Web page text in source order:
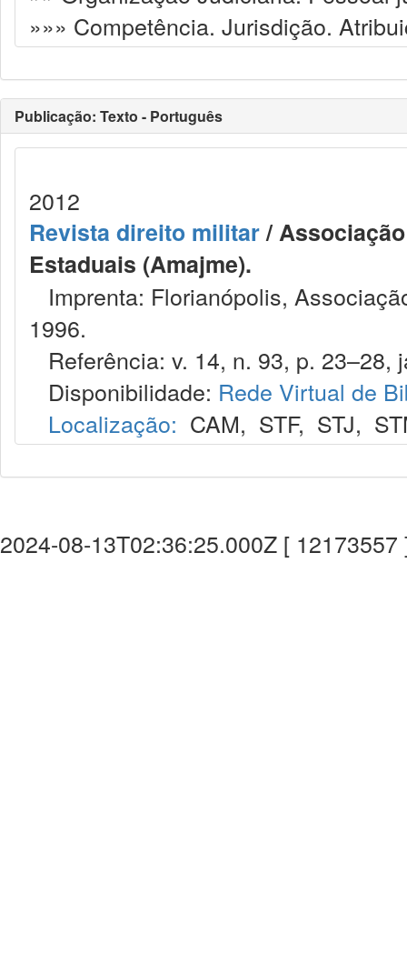
»»» Competência. Jurisdição.
Publicação: Texto - Português
2012
Revista direito militar/
Estaduais (Amajme).
Imprenta: Florianópolis,
1996.
Referência: v. 14, n. 93, p. 23–28,
Disponibilidade: Rede Virtual de
Localização: CAM, STF, STJ,
2024-08-13T02:36:25.000Z [ 12173557